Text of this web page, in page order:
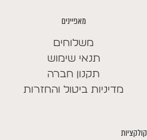
מאפיינים
משלוחים
תנאי שימוש
תקנון חברה
מדיניות ביטול והחזרות
קולקציות